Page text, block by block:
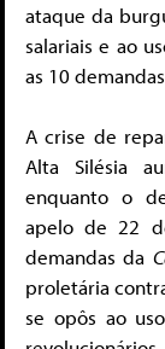
ataque da
salariais e ao
as 10
A crise de
Alta Silésia
enquanto o
apelo de 22
demandas da
proletária
se opôs ao